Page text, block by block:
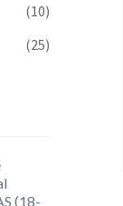
(10)
(25)
(18-